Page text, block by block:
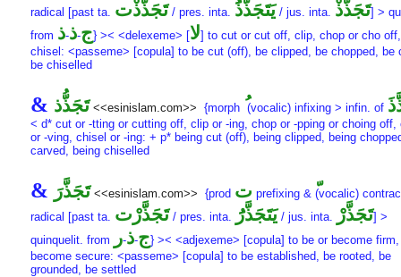
radical [past ta. تَجَذَّذْت/ pres. inta. يَتَجَذَّذَُ / jus. inta. تَجَذَّذْ] >
from
ج-ذ-ذ } >< <delexeme> [لا] to cut or cut off, clip, chop or cho
chisel: <passeme> [copula] to be cut (off), be clipped, be chopped, be
be chiselled
& تَجَذُّذ <<esinislam.com>> {morph (vocalic) infixing > infin. of
< d* cut or -tting or cutting off, clip or -ing, chop or -pping or choing off,
or -ving, chisel or -ing: + p* being cut (off), being clipped, being
carved, being chiselled
& تَجَذَّرَ <<esinislam.com>> {prod ت prefixing & (vocalic)
radical [past ta. تَجَذَّرْت/ pres. inta. يَتَجَذَّرَُ / jus. inta. تَجَذَّرْ] >
quinquelit. from
ج-ذ-ر
} >< <adjexeme> [copula] to be or become
become secure: <passeme> [copula] to be established, be rooted, be
grounded, be settled